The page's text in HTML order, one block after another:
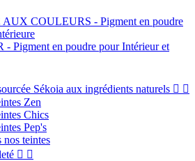
COULEURS - Pigment en poudre
Pigment en poudre pour Intérieur et
Sékoia aux ingrédients naturels  
Zen
Chics
Pep's
nos teintes
 